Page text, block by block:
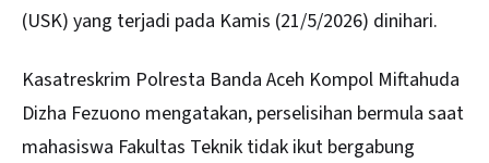
(USK) yang terjadi pada Kamis (21/5/2026) dinihari.
Kasatreskrim Polresta Banda Aceh Kompol Miftahuda
Dizha Fezuono mengatakan, perselisihan bermula saat
mahasiswa Fakultas Teknik tidak ikut bergabung